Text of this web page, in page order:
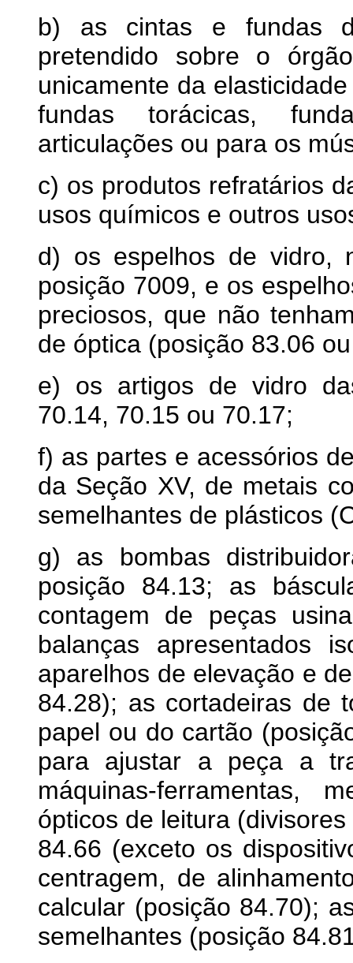
b) as cintas e fundas
pretendido sobre o
unicamente da
fundas torácicas,
articulações ou para os
c) os produtos refratários
usos químicos e outros
d) os espelhos de vidro,
posição 7009, e os
preciosos, que não
de óptica (posição 83.06
e) os artigos de vidro
70.14, 70.15 ou 70.17;
f) as partes e acessórios
da Seção XV, de metais
semelhantes de plásticos
g) as bombas
posição 84.13; as
contagem de peças
balanças apresentados
aparelhos de elevação e
84.28); as cortadeiras de
papel ou do cartão
para ajustar a peça a
máquinas-ferramentas,
ópticos de leitura
84.66 (exceto os
centragem, de
calcular (posição 84.70);
semelhantes (posição